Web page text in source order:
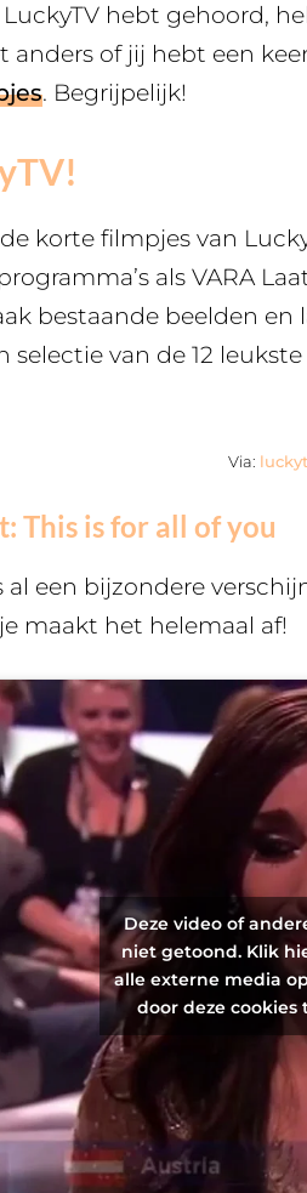
hebt gehoord,
anders of jij hebt een
. Begrijpelijk!
korte filmpjes van
als VARA
bestaande beelden
selectie van de 12
Via:
This is for all of you
al een bijzondere
maakt het helemaal af!
Deze video of
niet getoond. Klik
alle externe media
door deze cookies